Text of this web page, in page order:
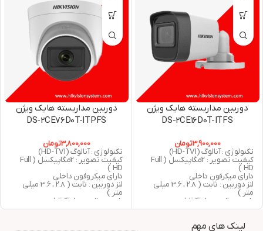
دوربین مداربسته هایک ویژن
DS-2CE16D0T-ITFS
3,900,000تومان
تکنولوژی : آنالوگ (HD-TVI)
کیفیت تصویر : 2مگاپیکسل ( Full
HD )
دارای میکرفون داخلی
لنز دوربین : ثابت ( 2.8 ، 3.6 میلی
متر )
خروجی تصویر 4in1 قابلیت سوییچ
به ( AHD , CVBS , CVI , TVI )
استاندارد : IP67
دوربین مداربسته هایک ویژن
DS-2CE76D0T-ITPFS
3,800,000تومان
تکنولوژی : آنالوگ (HD-TVI)
کیفیت تصویر : 2مگاپیکسل ( Full
HD )
دارای میکروفون داخلی
لنز دوربین : ثابت ( 2.8 ، 3.6 میلی
متر )
خروجی تصویر 4in1 قابلیت سوییچ
به ( AHD , CVBS , CVI , TVI )
لینک های مهم